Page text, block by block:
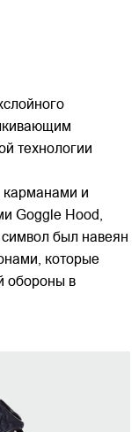
технологии
и
Goggle Hood,
был навеян
которые
обороны в